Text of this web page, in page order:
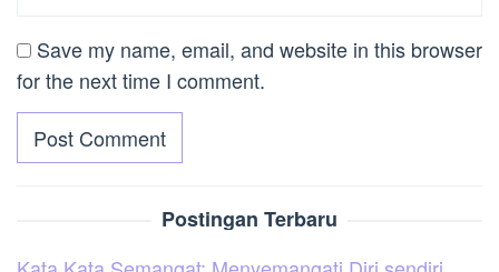
Save my name, email, and website in this browser
for the next time I comment.
Postingan Terbaru